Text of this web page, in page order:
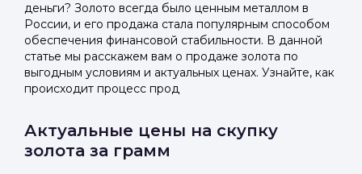
деньги? Золото всегда было ценным металлом в
России, и его продажа стала популярным способом
обеспечения финансовой стабильности. В данной
статье мы расскажем вам о продаже золота по
выгодным условиям и актуальных ценах. Узнайте, как
происходит процесс прод
Актуальные цены на скупку
золота за грамм